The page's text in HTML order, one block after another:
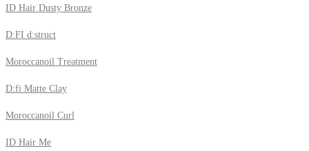
ID Hair Dusty Bronze
D:FI d:struct
Moroccanoil Treatment
D:fi Matte Clay
Moroccanoil Curl
ID Hair Me